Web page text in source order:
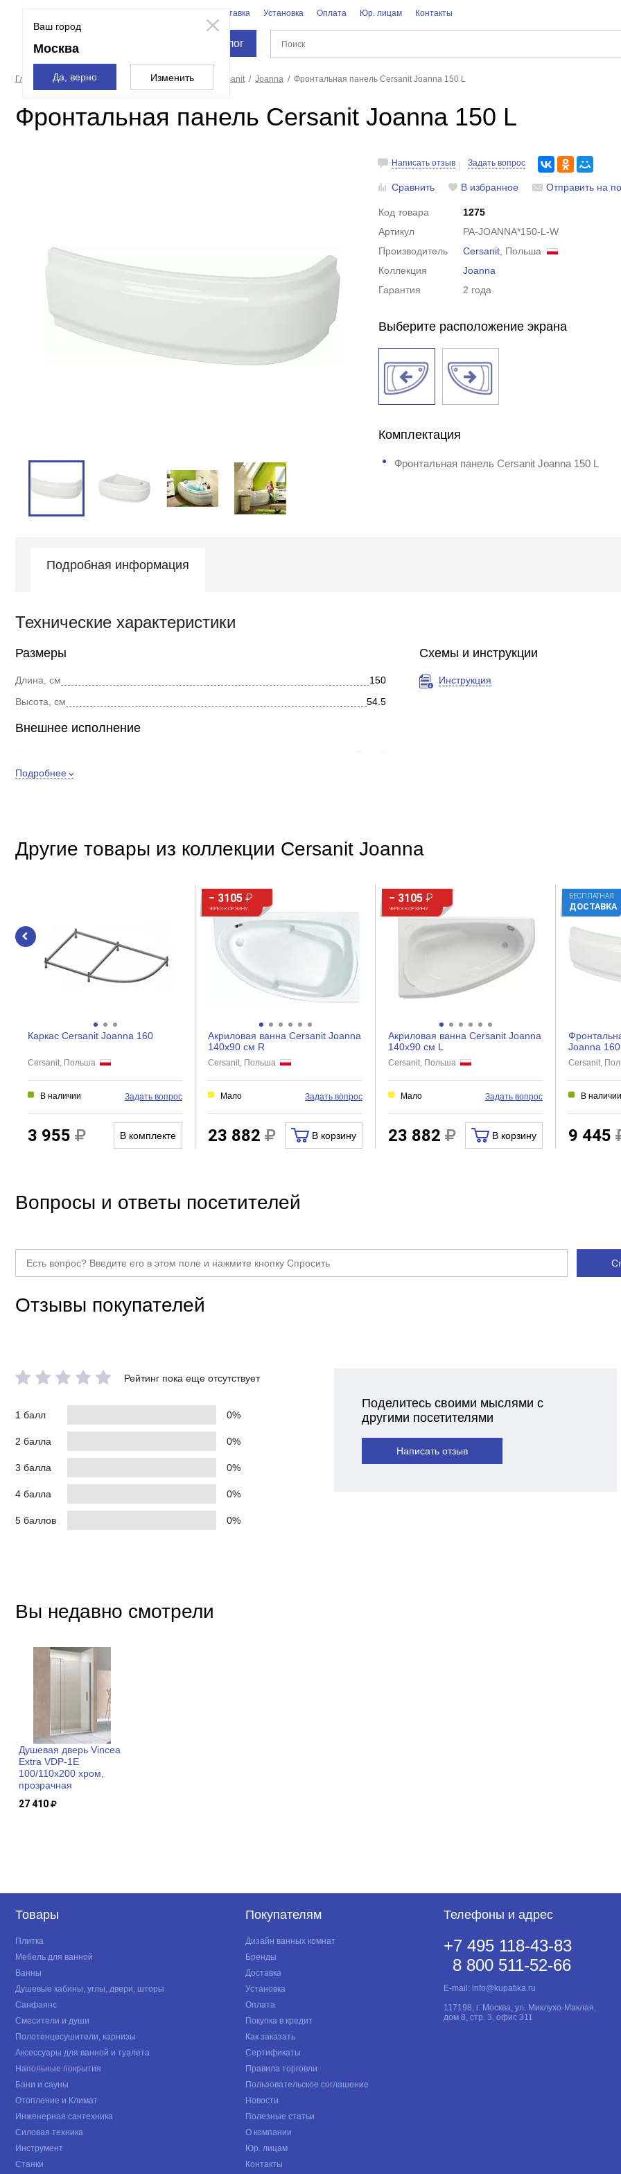
Ваш город
Москва
Да, верно Изменить
Доставка Установка Оплата Юр. лицам Контакты
Каталог
Главная страница Экраны для ванн Cersanit Joanna Фронтальная панель Cersanit Joanna 150 L
Фронтальная панель Cersanit Joanna 150 L
Написать отзыв Задать вопрос
Сравнить В избранное Отправить на
Код товара
1275
Артикул
PA-JOANNA*150-L-W
Производитель
Cersanit , Польша
Коллекция
Joanna
Гарантия
2 года
Выберите расположение экрана
Комплектация
Фронтальная панель Cersanit Joanna 150 L
Подробная информация
Технические характеристики
Размеры
Длина, см
150
Высота, см
54.5
Внешнее исполнение
Форма
Дополнительно
Фронтальное
Нет
Регулировка ширины
Дверки
Левый угол
Подробнее
Схемы и инструкции
Инструкция
Другие товары из коллекции Cersanit Joanna
Каркас Cersanit Joanna 160
Cersanit, Польша
В наличии Задать вопрос
3 955 В комплекте
− 3105 ₽
ЧЕРЕЗ КОРЗИНУ
Акриловая ванна Cersanit Joanna
140x90 см R
Cersanit, Польша
Мало Задать вопрос
23 882 В корзину
− 3105 ₽
ЧЕРЕЗ КОРЗИНУ
Акриловая ванна Cersanit Joanna
140x90 см L
Cersanit, Польша
Мало Задать вопрос
23 882 В корзину
БЕСПЛАТНАЯ
ДОСТАВКА
Joanna
Cersanit,
В наличии
9 445
Вопросы и ответы посетителей
Отзывы покупателей
Рейтинг пока еще отсутствует
1 балл 0%
2 балла 0%
3 балла 0%
4 балла 0%
5 баллов 0%
Поделитесь своими мыслями с
другими посетителями
Написать отзыв
Вы недавно смотрели
Душевая дверь Vincea
Extra VDP-1E
100/110x200 хром,
прозрачная
27 410
Товары
Плитка
Мебель для ванной
Ванны
Душевые кабины, углы, двери, шторы
Санфаянс
Смесители и души
Полотенцесушители, карнизы
Аксессуары для ванной и туалета
Напольные покрытия
Бани и сауны
Отопление и Климат
Инженерная сантехника
Силовая техника
Инструмент
Станки
Покупателям
Дизайн ванных комнат
Бренды
Доставка
Установка
Оплата
Покупка в кредит
Как заказать
Сертификаты
Правила торговли
Пользовательское соглашение
Новости
Полезные статьи
О компании
Юр. лицам
Контакты
Телефоны и адрес
+7 495 118-43-83
8 800 511-52-66
E-mail: info@kupatika.ru
117198, г. Москва, ул. Миклухо-Маклая,
дом 8, стр. 3, офис 311